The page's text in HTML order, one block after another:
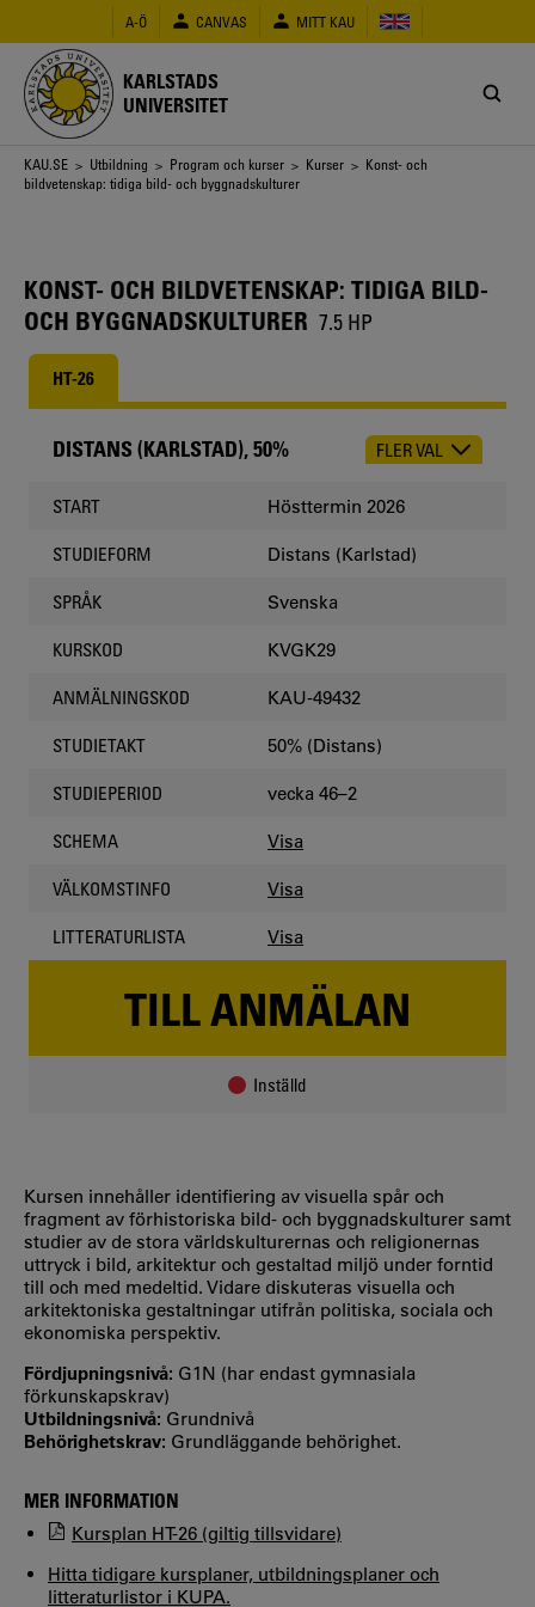
huvudinnehåll
A-Ö CANVAS MITT KAU
KARLSTADS
UNIVERSITET
Länkstig
KAU.SE > Utbildning > Program och kurser > Kurser > Konst- och
bildvetenskap: tidiga bild- och byggnadskulturer
KONST- OCH BILDVETENSKAP: TIDIGA BILD-
OCH BYGGNADSKULTURER 7.5 HP
HT-26
CHOOSE
DISTANS (KARLSTAD), 50% FLER VAL
START Hösttermin 2026
STUDIEFORM Distans (Karlstad)
SPRÅK Svenska
KURSKOD KVGK29
ANMÄLNINGSKOD KAU-49432
STUDIETAKT 50% (Distans)
STUDIEPERIOD vecka 46–2
SCHEMA Visa
VÄLKOMSTINFO Visa
LITTERATURLISTA Visa
TILL ANMÄLAN
Inställd
Kursen innehåller identifiering av visuella spår och
fragment av förhistoriska bild- och byggnadskulturer samt
studier av de stora världskulturernas och religionernas
uttryck i bild, arkitektur och gestaltad miljö under forntid
till och med medeltid. Vidare diskuteras visuella och
arkitektoniska gestaltningar utifrån politiska, sociala och
ekonomiska perspektiv.
Fördjupningsnivå: G1N (har endast gymnasiala
förkunskapskrav)
Utbildningsnivå: Grundnivå
Behörighetskrav: Grundläggande behörighet.
MER INFORMATION
Kursplan HT-26 (giltig tillsvidare)
Hitta tidigare kursplaner, utbildningsplaner och
litteraturlistor i KUPA.